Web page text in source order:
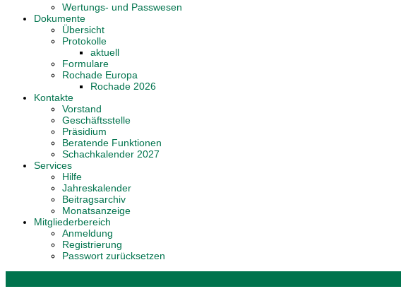
Wertungs- und Passwesen
Dokumente
Übersicht
Protokolle
aktuell
Formulare
Rochade Europa
Rochade 2026
Kontakte
Vorstand
Geschäftsstelle
Präsidium
Beratende Funktionen
Schachkalender 2027
Services
Hilfe
Jahreskalender
Beitragsarchiv
Monatsanzeige
Mitgliederbereich
Anmeldung
Registrierung
Passwort zurücksetzen